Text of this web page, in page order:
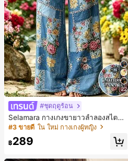
22
#ชุดฤดูร้อน
Selamara กางเกงขายาวลำลองสไตล์โ
บฮีเมียนสำหรับพักผ่อน สีกากี ผิวสัมผัส
มีเท็กซ์เจอร์ เอวสูงทรงหลวม เอวยางยืด
พร้อมเชือกรูด ทรงขาตรงทิ้งตัว ขากว้า
ดินทาง
#3 ขายดี ใน ใหม่ กางเกงผู้หญิง
฿289